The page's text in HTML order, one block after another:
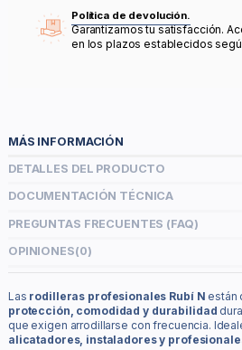
Política de devolución.
Garantizamos tu satisfacción.
en los plazos establecidos
MÁS INFORMACIÓN
DETALLES DEL PRODUCTO
DOCUMENTACIÓN TÉCNICA
PREGUNTAS FRECUENTES (FAQ)
OPINIONES(0)
Las rodilleras profesionales Rubí N están
protección, comodidad y durabilidad
que exigen arrodillarse con frecuencia.
alicatadores, instaladores y